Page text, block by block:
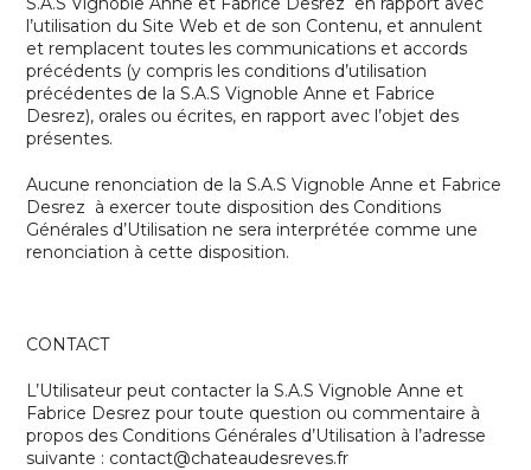
l’utilisation du Site Web et de son Contenu, et annulent
et remplacent toutes les communications et accords
précédents (y compris les conditions d’utilisation
précédentes de laS.A.S Vignoble Anne et Fabrice
Desrez), orales ou écrites, en rapport avec l’objet des
présentes.
Aucune renonciation de laS.A.S Vignoble Anne et Fabrice
Desrez à exercer toute disposition des Conditions
Générales d’Utilisation ne sera interprétée comme une
renonciation à cette disposition.
CONTACT
L’Utilisateur peut contacter laS.A.S Vignoble Anne et
Fabrice Desrez pour toute question ou commentaire à
propos des Conditions Générales d’Utilisation à l’adresse
suivante : contact@chateaudesreves.fr